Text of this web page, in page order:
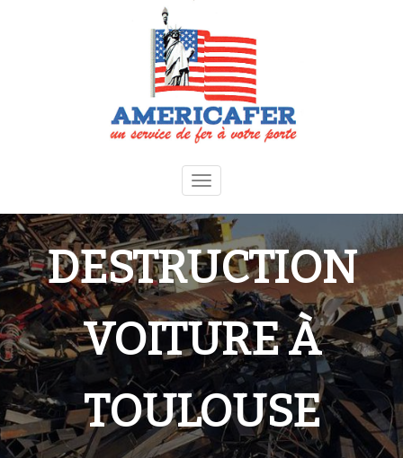
Toggle
navigation
DESTRUCTION
VOITURE À
TOULOUSE